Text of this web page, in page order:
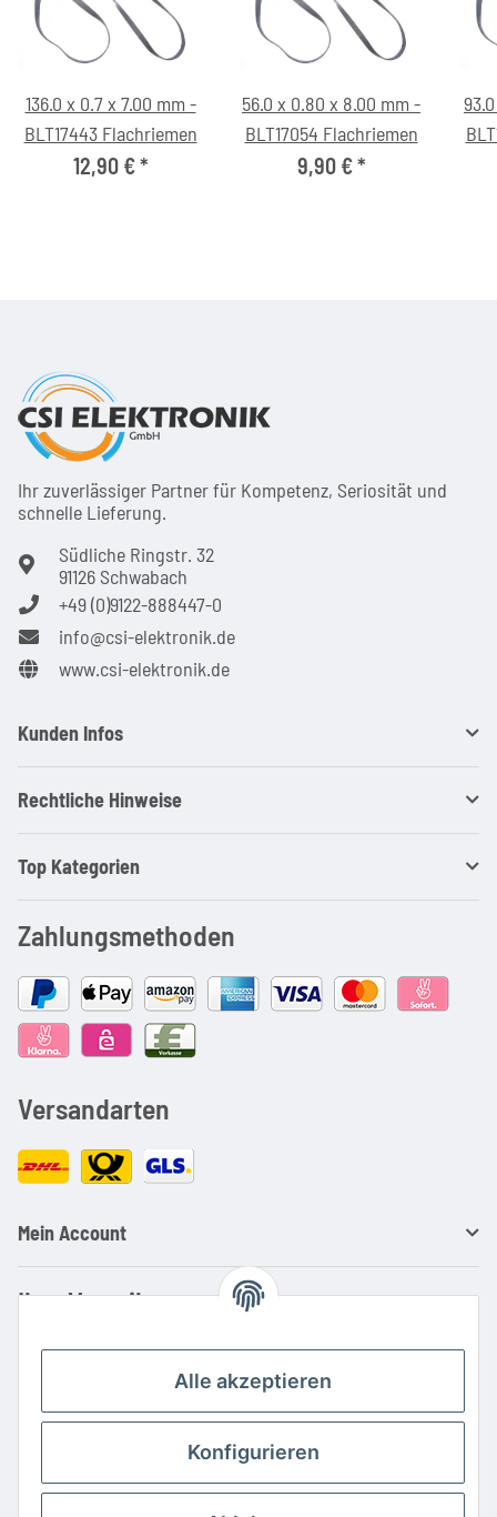
136.0 x 0.7 x 7.00 mm -
BLT17443 Flachriemen
12,90 €*
56.0 x 0.80 x 8.00 mm -
BLT17054 Flachriemen
9,90 €*
Ihr zuver­läs­siger Partner für Kom­pe­tenz, Seri­osi­tät und
schnel­le Lie­ferung.
Südliche Ringstr. 32
91126 Schwabach
+49 (0)9122-888447-0
info@csi-elektronik.de
www.csi-elektronik.de
Kunden Infos
Rechtliche Hinweise
Top Kategorien
Zahlungsmethoden
Versandarten
Mein Account
Ihre Vorteile
Kauf auf Rechnung
Große Auswahl an Netzteilen und Ladegeräten
Schnelle Lieferung
Alle akzeptieren
Konfigurieren